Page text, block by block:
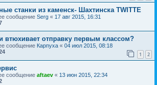
станки из каменск- Шахтинска TWITTE
сообщение Serg « 17 авг 2015, 16:31
втюхивает отправку первым классом?
сообщение Карпуха « 04 июл 2015, 08:18
1 2
сообщение aftaev « 13 июн 2015, 22:34